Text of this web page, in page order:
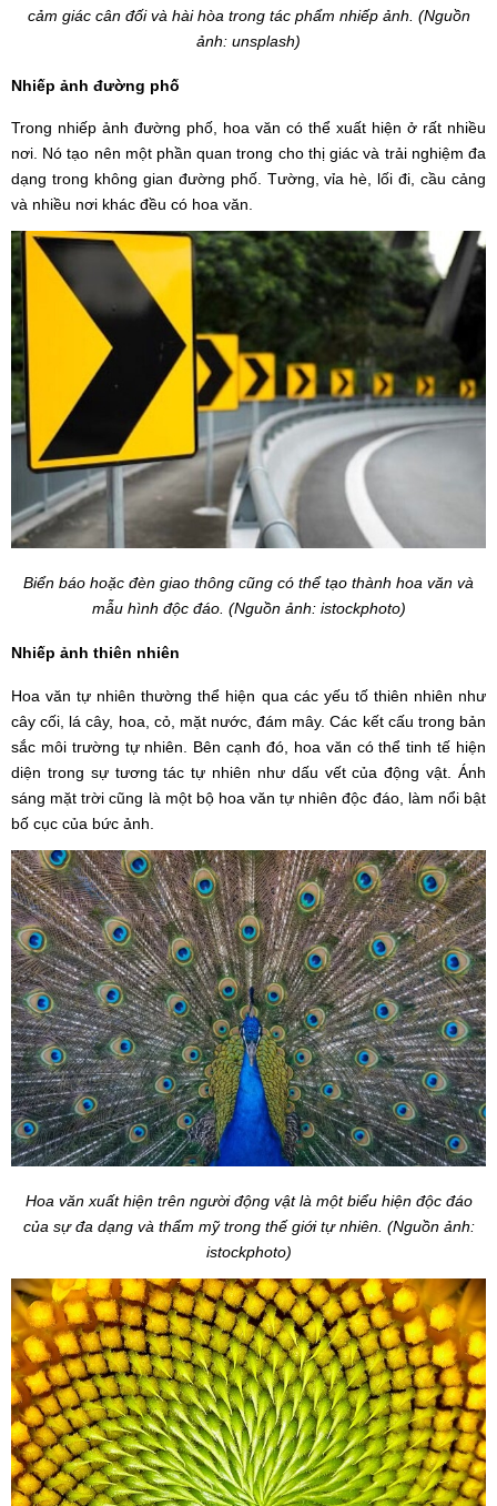
cảm giác cân đối và hài hòa trong tác phẩm nhiếp ảnh. (Nguồn
ảnh: unsplash)
Nhiếp ảnh đường phố
Trong nhiếp ảnh đường phố, hoa văn có thể xuất hiện ở rất nhiều
nơi. Nó tạo nên một phần quan trong cho thị giác và trải nghiệm đa
dạng trong không gian đường phố. Tường, vỉa hè, lối đi, cầu cảng
và nhiều nơi khác đều có hoa văn.
Biển báo hoặc đèn giao thông cũng có thể tạo thành hoa văn và
mẫu hình độc đáo. (Nguồn ảnh: istockphoto)
Nhiếp ảnh thiên nhiên
Hoa văn tự nhiên thường thể hiện qua các yếu tố thiên nhiên như
cây cối, lá cây, hoa, cỏ, mặt nước, đám mây. Các kết cấu trong bản
sắc môi trường tự nhiên. Bên cạnh đó, hoa văn có thể tinh tế hiện
diện trong sự tương tác tự nhiên như dấu vết của động vật. Ánh
sáng mặt trời cũng là một bộ hoa văn tự nhiên độc đáo, làm nổi bật
bố cục của bức ảnh.
Hoa văn xuất hiện trên người động vật là một biểu hiện độc đáo
của sự đa dạng và thẩm mỹ trong thế giới tự nhiên. (Nguồn ảnh:
istockphoto)